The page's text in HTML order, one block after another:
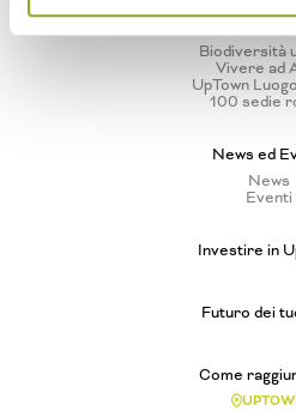
Progetti e
Biodiversità
Vivere ad
UpTown
100 sedie
News ed
News
Eventi
Investire in
Futuro dei
Come